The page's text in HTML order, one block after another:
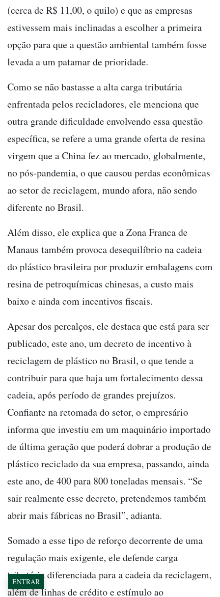
(cerca de R$ 11,00, o quilo) e que as empresas
estivessem mais inclinadas a escolher a primeira
opção para que a questão ambiental também fosse
levada a um patamar de prioridade.
Como se não bastasse a alta carga tributária
enfrentada pelos recicladores, ele menciona que
outra grande dificuldade envolvendo essa questão
específica, se refere a uma grande oferta de resina
virgem que a China fez ao mercado, globalmente,
no pós-pandemia, o que causou perdas econômicas
ao setor de reciclagem, mundo afora, não sendo
diferente no Brasil.
Além disso, ele explica que a Zona Franca de
Manaus também provoca desequilíbrio na cadeia
do plástico brasileira por produzir embalagens com
resina de petroquímicas chinesas, a custo mais
baixo e ainda com incentivos fiscais.
Apesar dos percalços, ele destaca que está para ser
publicado, este ano, um decreto de incentivo à
reciclagem de plástico no Brasil, o que tende a
contribuir para que haja um fortalecimento dessa
cadeia, após período de grandes prejuízos.
Confiante na retomada do setor, o empresário
informa que investiu em um maquinário importado
de última geração que poderá dobrar a produção de
plástico reciclado da sua empresa, passando, ainda
este ano, de 400 para 800 toneladas mensais. “Se
sair realmente esse decreto, pretendemos também
abrir mais fábricas no Brasil”, adianta.
Somado a esse tipo de reforço decorrente de uma
regulação mais exigente, ele defende carga
tributária diferenciada para a cadeia da reciclagem,
além de linhas de crédito e estímulo ao
ENTRAR